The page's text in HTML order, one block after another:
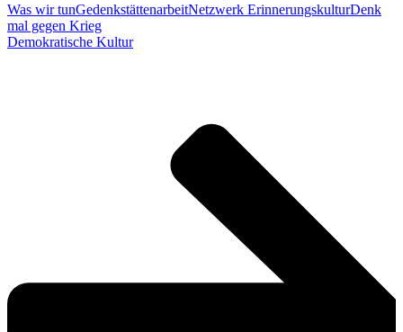
Was wir tunGedenkstättenarbeitNetzwerk ErinnerungskulturDenk
mal gegen Krieg
Demokratische Kultur